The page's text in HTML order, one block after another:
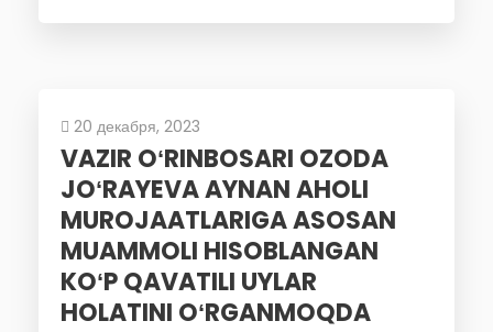
20 декабря, 2023
VAZIR OʻRINBOSARI OZODA
JOʻRAYEVA AYNAN AHOLI
MUROJAATLARIGA ASOSAN
MUAMMOLI HISOBLANGAN
KOʻP QAVATILI UYLAR
HOLATINI OʻRGANMOQDA